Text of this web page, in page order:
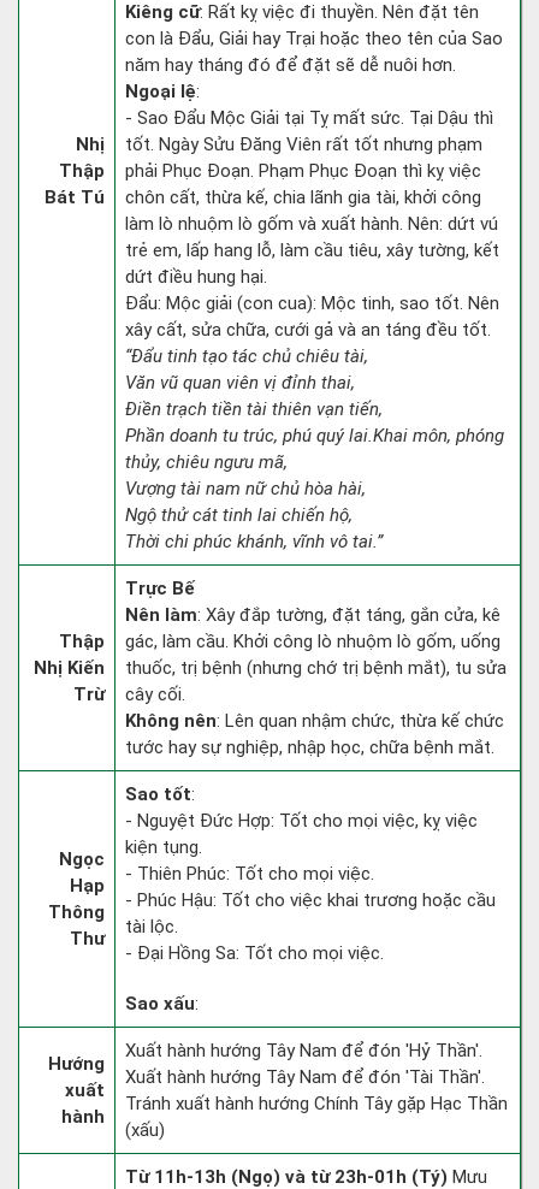
Nhị
Thập
Bát Tú
Kiêng cữ: Rất kỵ việc đi thuyền. Nên đặt tên
con là Đẩu, Giải hay Trại hoặc theo tên của Sao
năm hay tháng đó để đặt sẽ dễ nuôi hơn.
Ngoại lệ:
- Sao Đẩu Mộc Giải tại Tỵ mất sức. Tại Dậu thì
tốt. Ngày Sửu Đăng Viên rất tốt nhưng phạm
phải Phục Đoạn. Phạm Phục Đoạn thì kỵ việc
chôn cất, thừa kế, chia lãnh gia tài, khởi công
làm lò nhuộm lò gốm và xuất hành. Nên: dứt vú
trẻ em, lấp hang lỗ, làm cầu tiêu, xây tường, kết
dứt điều hung hại.
Đẩu: Mộc giải (con cua): Mộc tinh, sao tốt. Nên
xây cất, sửa chữa, cưới gả và an táng đều tốt.
“Đẩu tinh tạo tác chủ chiêu tài,
Văn vũ quan viên vị đỉnh thai,
Điền trạch tiền tài thiên vạn tiến,
Phần doanh tu trúc, phú quý lai.Khai môn, phóng
thủy, chiêu ngưu mã,
Vượng tài nam nữ chủ hòa hài,
Ngộ thử cát tinh lai chiến hộ,
Thời chi phúc khánh, vĩnh vô tai.”
Thập
Nhị Kiến
Trừ
Trực Bế
Nên làm: Xây đắp tường, đặt táng, gắn cửa, kê
gác, làm cầu. Khởi công lò nhuộm lò gốm, uống
thuốc, trị bệnh (nhưng chớ trị bệnh mắt), tu sửa
cây cối.
Không nên: Lên quan nhậm chức, thừa kế chức
tước hay sự nghiệp, nhập học, chữa bệnh mắt.
Ngọc
Hạp
Thông
Thư
Sao tốt:
- Nguyệt Đức Hợp: Tốt cho mọi việc, kỵ việc
kiện tụng.
- Thiên Phúc: Tốt cho mọi việc.
- Phúc Hậu: Tốt cho việc khai trương hoặc cầu
tài lộc.
- Đại Hồng Sa: Tốt cho mọi việc.
Sao xấu:
Hướng
xuất
hành
Xuất hành hướng Tây Nam để đón 'Hỷ Thần'.
Xuất hành hướng Tây Nam để đón 'Tài Thần'.
Tránh xuất hành hướng Chính Tây gặp Hạc Thần
(xấu)
Từ 11h-13h (Ngọ) và từ 23h-01h (Tý) Mưu